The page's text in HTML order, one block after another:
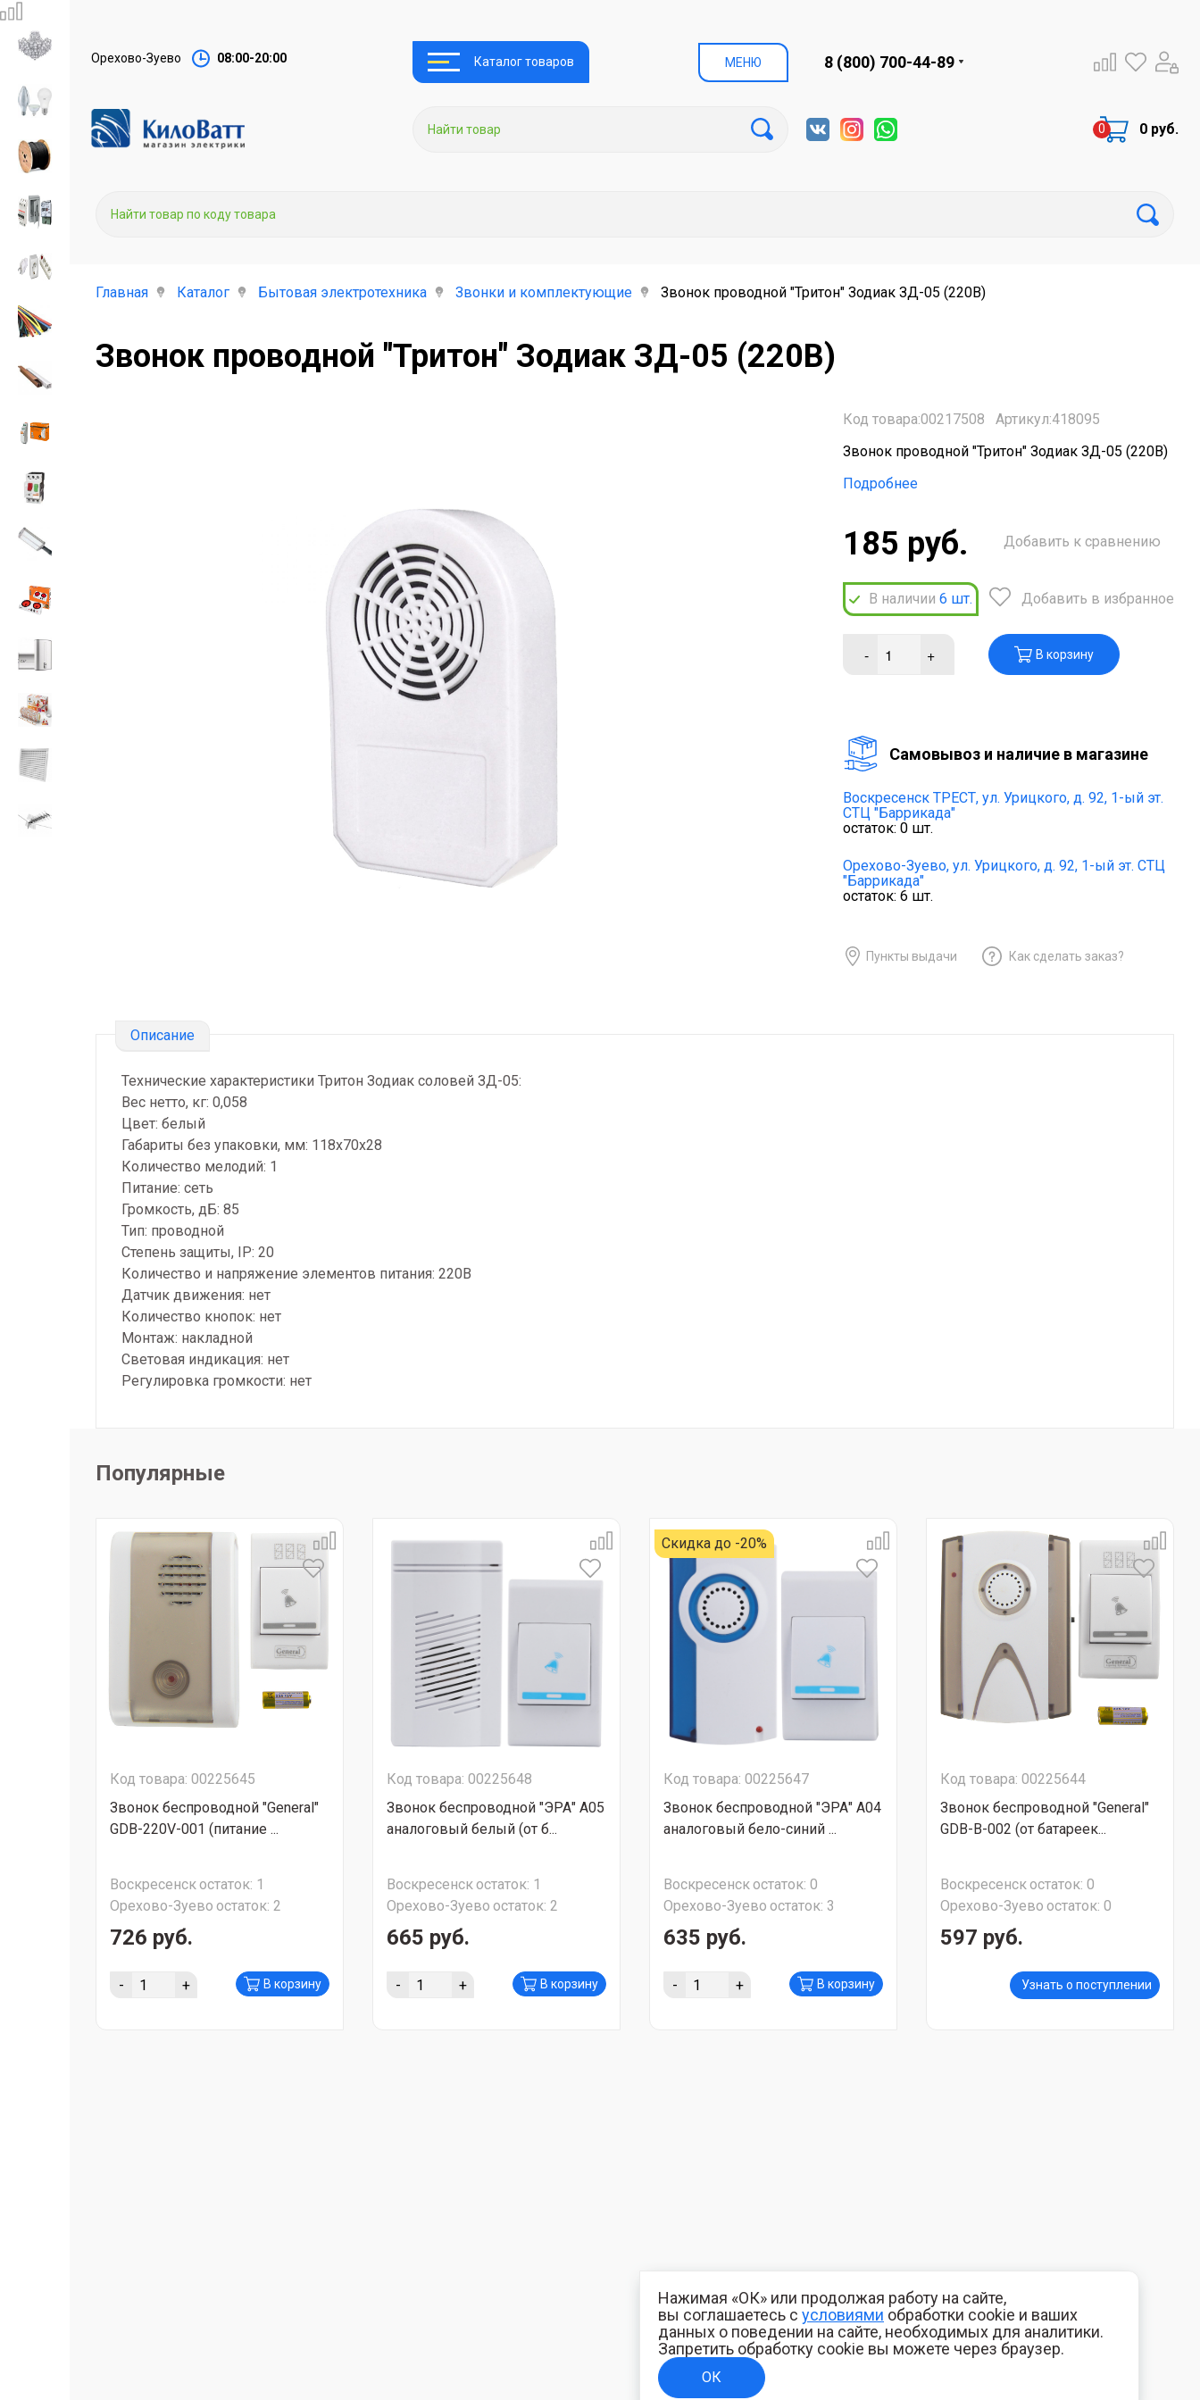
Орехово-Зуево 08:00-20:00 Каталог товаров МЕНЮ 8 (800) 700-44-89
0 руб.
Главная Каталог Бытовая электротехника Звонки и комплектующие Звонок проводной "Тритон" Зодиак ЗД-05 (220В)
Звонок проводной "Тритон" Зодиак ЗД-05 (220В)
Код товара:00217508
Артикул:418095
Звонок проводной "Тритон" Зодиак ЗД-05 (220В)
Подробнее
185 руб.
В наличии 6 шт.
Добавить к сравнению
Добавить в избранное
- + В корзину
Cамовывоз и наличие в магазине
Воскресенск ТРЕСТ, ул. Урицкого, д. 92, 1-ый эт.
СТЦ "Баррикада"
остаток: 0 шт.
Орехово-Зуево, ул. Урицкого, д. 92, 1-ый эт. СТЦ
"Баррикада"
остаток: 6 шт.
Пункты выдачи Как сделать заказ?
Описание
Технические характеристики Тритон Зодиак соловей ЗД-05:
Вес нетто, кг: 0,058
Цвет: белый
Габариты без упаковки, мм: 118х70х28
Количество мелодий: 1
Питание: сеть
Громкость, дБ: 85
Тип: проводной
Степень защиты, IP: 20
Количество и напряжение элементов питания: 220В
Датчик движения: нет
Количество кнопок: нет
Монтаж: накладной
Световая индикация: нет
Регулировка громкости: нет
Популярные
Код товара: 00225645
Звонок беспроводной "General"
GDB-220V-001 (питание ...
Воскресенскостаток: 1
Орехово-Зуево остаток: 2
726 руб.
- + В корзину
Код товара: 00225648
Звонок беспроводной "ЭРА" A05
аналоговый белый (от б...
Воскресенскостаток: 1
Орехово-Зуево остаток: 2
665 руб.
- + В корзину
Скидка до -20%
Код товара: 00225647
Звонок беспроводной "ЭРА" A04
аналоговый бело-синий ...
Воскресенскостаток: 0
Орехово-Зуево остаток: 3
635 руб.
- + В корзину
Код товара: 00225644
Звонок беспроводной "General"
GDB-B-002 (от батареек...
Воскресенскостаток: 0
Орехово-Зуево остаток: 0
597 руб.
Узнать о поступлении
Нажимая «ОК» или продолжая работу на сайте,
вы соглашаетесь с условиями обработки cookie и ваших
данных о поведении на сайте, необходимых для аналитики.
Запретить обработку cookie вы можете через браузер.
ОК